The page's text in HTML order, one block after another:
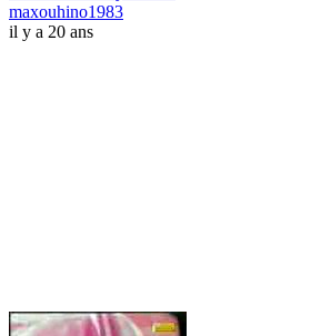
maxouhino1983
il y a 20 ans